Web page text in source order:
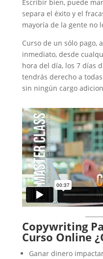
Escribir bien, puede
separa el éxito y el
mayoría de la gente no
Curso de un sólo pago,
inmediato, desde
hora del día, los 7 días
tendrás derecho a
sin ningún cargo
Copywriting
Curso Online
Ganar dinero